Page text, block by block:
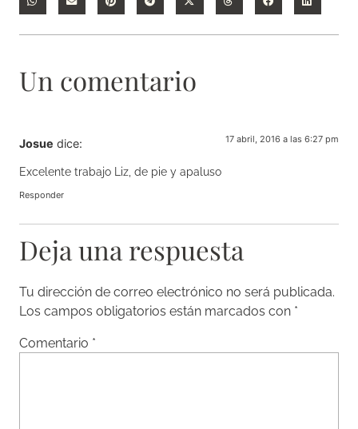
Un comentario
Josue dice: 17 abril, 2016 a las 6:27 pm
Excelente trabajo Liz, de pie y apaluso
Responder
Deja una respuesta
Tu dirección de correo electrónico no será publicada.
Los campos obligatorios están marcados con *
Comentario *